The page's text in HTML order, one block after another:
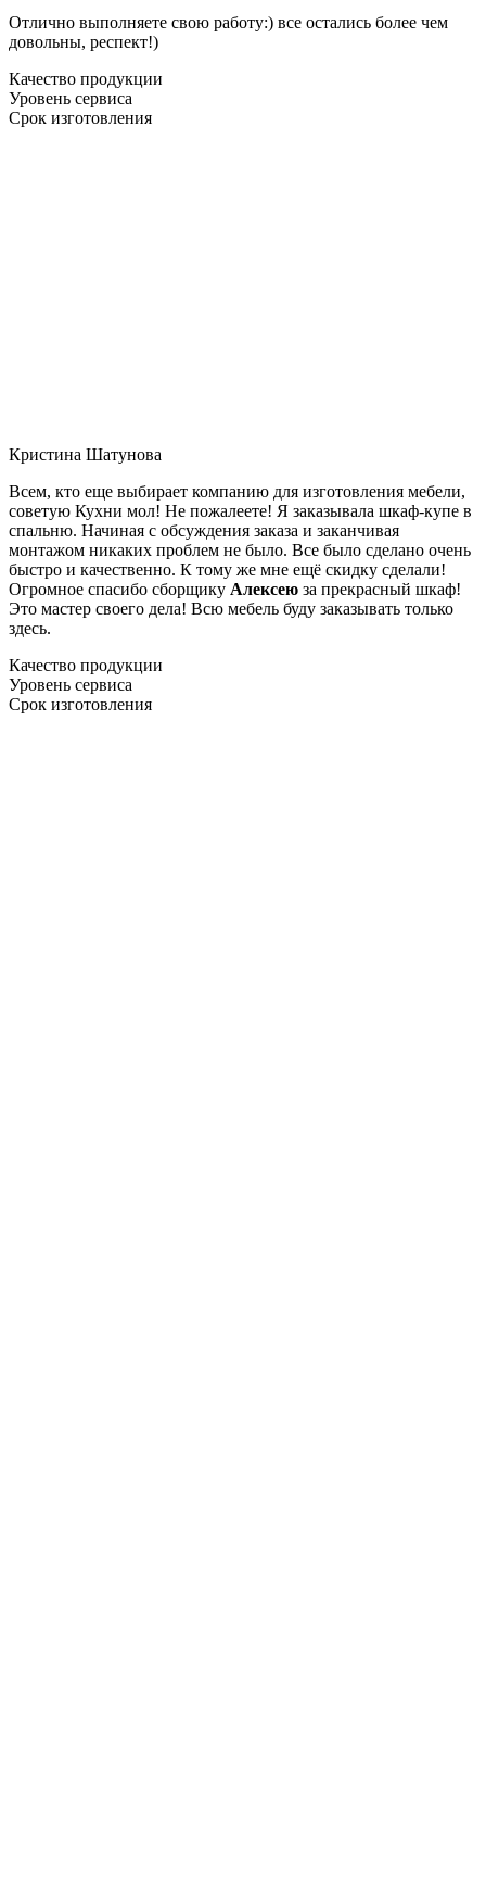
Отлично выполняете свою работу:) все остались более чем
довольны, респект!)
Качество продукции
Уровень сервиса
Срок изготовления
Кристина Шатунова
Всем, кто еще выбирает компанию для изготовления мебели,
советую Кухни мол! Не пожалеете! Я заказывала шкаф-купе в
спальню. Начиная с обсуждения заказа и заканчивая
монтажом никаких проблем не было. Все было сделано очень
быстро и качественно. К тому же мне ещё скидку сделали!
Огромное спасибо сборщику Алексею за прекрасный шкаф!
Это мастер своего дела! Всю мебель буду заказывать только
здесь.
Качество продукции
Уровень сервиса
Срок изготовления